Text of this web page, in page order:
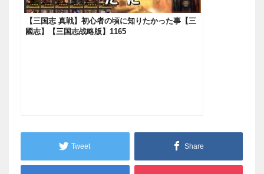
【三国志 真戦】初心者の頃に知りたかった事【三
國志】【三国志战略版】1165
Tweet Share